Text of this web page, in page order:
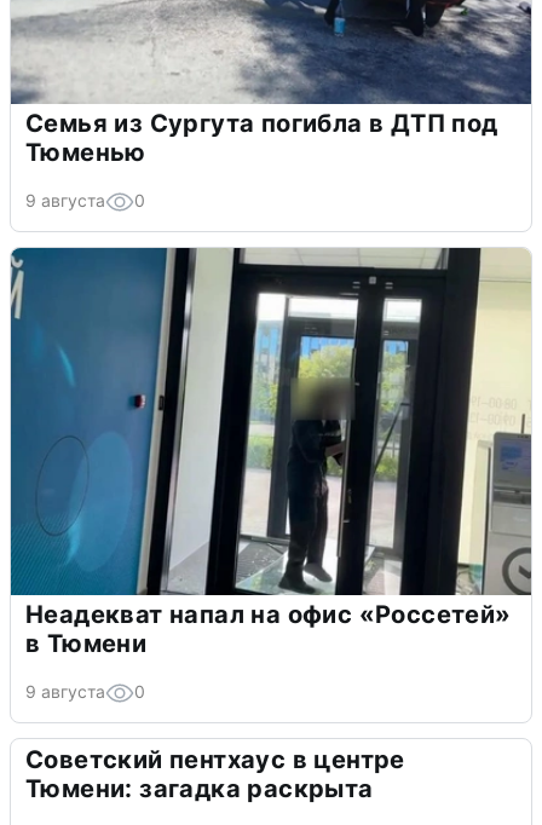
Семья из Сургута погибла в ДТП под
Тюменью
9 августа 0
Неадекват напал на офис «Россетей»
в Тюмени
9 августа 0
Советский пентхаус в центре
Тюмени: загадка раскрыта